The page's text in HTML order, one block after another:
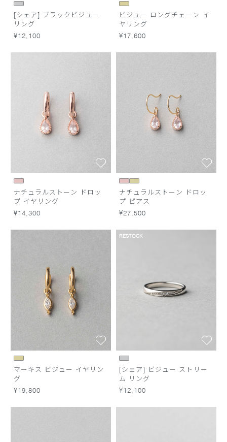
[シェア] ブラックビジュー
リング
¥12,100
ビジュー ロングチェーン イ
ヤリング
¥17,600
ナチュラルストーン ドロッ
プ イヤリング
¥14,300
ナチュラルストーン ドロッ
プ ピアス
¥27,500
マーキス ビジュー イヤリン
グ
¥19,800
RESTOCK
[シェア] ビジュー ストリー
ム リング
¥12,100